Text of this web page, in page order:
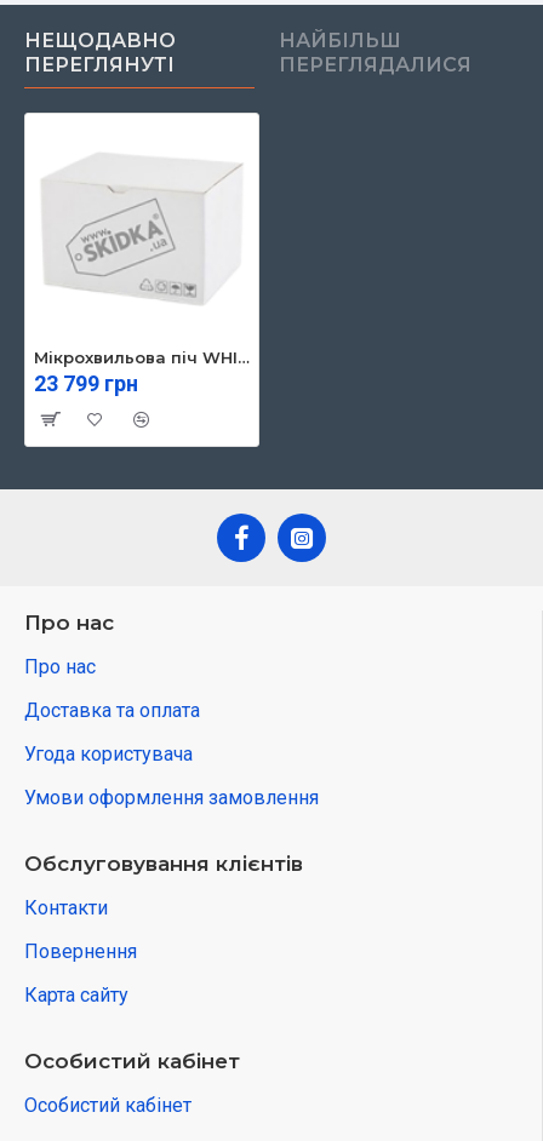
НЕЩОДАВНО
ПЕРЕГЛЯНУТІ
НАЙБІЛЬШ
ПЕРЕГЛЯДАЛИСЯ
Мікрохвильова піч WHIRLPOOL AMW730/WH
23 799 грн
Про нас
Про нас
Доставка та оплата
Угода користувача
Умови оформлення замовлення
Обслуговування клієнтів
Контакти
Повернення
Карта сайту
Особистий кабінет
Особистий кабінет